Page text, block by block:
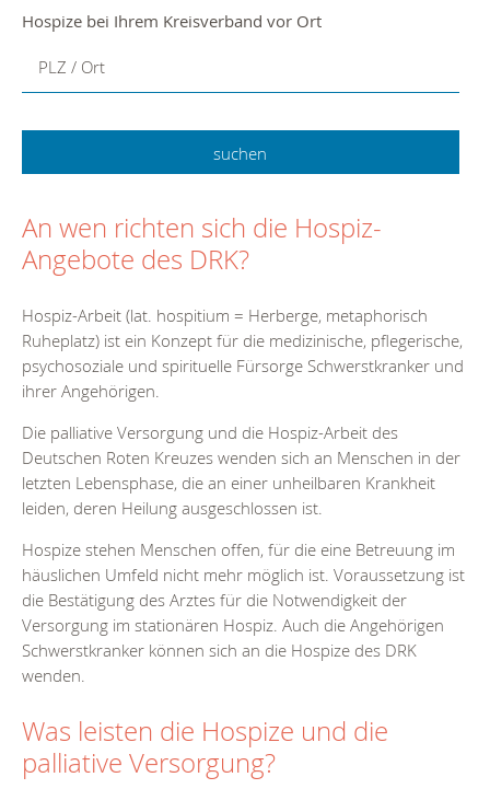
Hospize bei Ihrem Kreisverband vor Ort
PLZ / Ort
An wen richten sich die Hospiz-
Angebote des DRK?
Hospiz-Arbeit (lat. hospitium = Herberge, metaphorisch
Ruheplatz) ist ein Konzept für die medizinische, pflegerische,
psychosoziale und spirituelle Fürsorge Schwerstkranker und
ihrer Angehörigen.
Die palliative Versorgung und die Hospiz-Arbeit des
Deutschen Roten Kreuzes wenden sich an Menschen in der
letzten Lebensphase, die an einer unheilbaren Krankheit
leiden, deren Heilung ausgeschlossen ist.
Hospize stehen Menschen offen, für die eine Betreuung im
häuslichen Umfeld nicht mehr möglich ist. Voraussetzung ist
die Bestätigung des Arztes für die Notwendigkeit der
Versorgung im stationären Hospiz. Auch die Angehörigen
Schwerstkranker können sich an die Hospize des DRK
wenden.
Was leisten die Hospize und die
palliative Versorgung?